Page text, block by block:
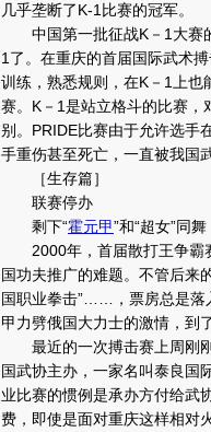
几乎垄断了K-1比赛的冠军。
中国第一批征战K－1大赛的
1了。在重庆的首届国际武术
训练，熟悉规则，在K－1上也
赛。K－1是站立格斗的比赛，
别。PRIDE比赛由于允许选手
手重伤甚至死亡，一直被我国
［生存篇］
联赛停办
剩下“霍元甲”和“超女”同舞
2000年，首届散打王争霸
国功夫推广的难题。不管后来
国职业拳击”……，票房总是落
甲力劈俄国大力士的激情，到
最近的一次搏击赛上周刚刚
国武协主办，一家名叫泰良国
业比赛的惯例是承办方付给武
费，即使是面对重庆这样相对